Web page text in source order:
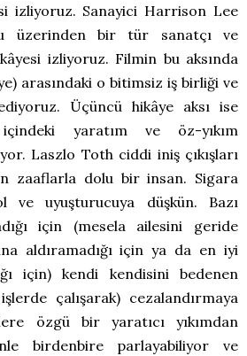
izliyoruz. Sanayici Harrison Lee
üzerinden bir tür sanatçı ve
izliyoruz. Filmin bu aksında
arasındaki o bitimsiz iş birliği ve
Üçüncü hikâye aksı ise
yaratım ve öz-yıkım
Laszlo Toth ciddi iniş çıkışları
zaaflarla dolu bir insan. Sigara
ve uyuşturucuya düşkün. Bazı
için (mesela ailesini geride
aldıramadığı için ya da en iyi
için) kendi kendisini bedenen
çalışarak) cezalandırmaya
özgü bir yaratıcı yıkımdan
birdenbire parlayabiliyor ve